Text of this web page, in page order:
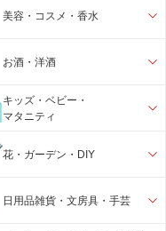
美容・コスメ・香水
お酒・洋酒
キッズ・ベビー・
マタニティ
花・ガーデン・DIY
日用品雑貨・文房具・手芸